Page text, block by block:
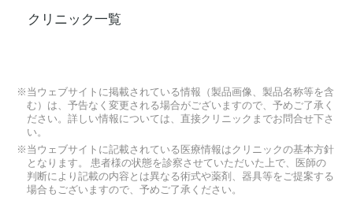
クリニック一覧
※当ウェブサイトに掲載されている情報（製品画像、製品名称等を含
む）は、予告なく変更される場合がございますので、予めご了承く
ださい。詳しい情報については、直接クリニックまでお問合せ下さ
い。
※当ウェブサイトに記載されている医療情報はクリニックの基本方針
となります。 患者様の状態を診察させていただいた上で、医師の
判断により記載の内容とは異なる術式や薬剤、器具等をご提案する
場合もございますので、予めご了承ください。